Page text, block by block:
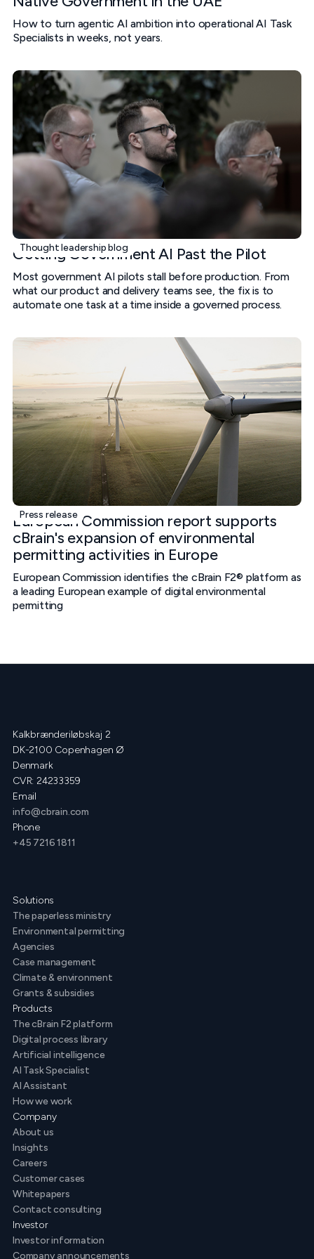
How to turn agentic AI ambition into operational AI Task
Specialists in weeks, not years.
Thought leadership blog
Getting Government AI Past the Pilot
Most government AI pilots stall before production. From
what our product and delivery teams see, the fix is to
automate one task at a time inside a governed process.
Press release
European Commission report supports
cBrain's expansion of environmental
permitting activities in Europe
European Commission identifies the cBrain F2® platform as
a leading European example of digital environmental
permitting
Kalkbrænderiløbskaj 2
DK-2100 Copenhagen Ø
Denmark
CVR: 24233359
Email
info@cbrain.com
Phone
+45 7216 1811
Solutions
The paperless ministry
Environmental permitting
Agencies
Case management
Climate & environment
Grants & subsidies
Products
The cBrain F2 platform
Digital process library
Artificial intelligence
AI Task Specialist
AI Assistant
How we work
Company
About us
Insights
Careers
Customer cases
Whitepapers
Contact consulting
Investor
Investor information
Company announcements